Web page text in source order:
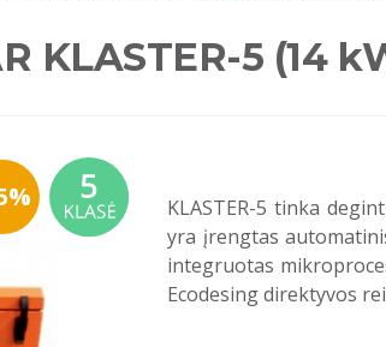
KLASTER-5 (14
KLASTER-5 tinka
yra įrengtas
integruotas
Ecodesing direktyvos